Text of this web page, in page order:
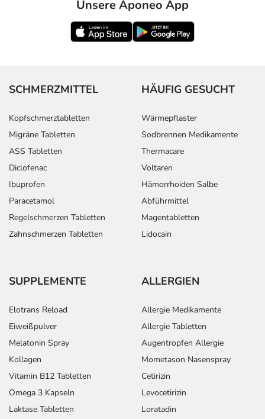
Unsere Aponeo App
SCHMERZMITTEL
Kopfschmerztabletten
Migräne Tabletten
ASS Tabletten
Diclofenac
Ibuprofen
Paracetamol
Regelschmerzen Tabletten
Zahnschmerzen Tabletten
HÄUFIG GESUCHT
Wärmepflaster
Sodbrennen Medikamente
Thermacare
Voltaren
Hämorrhoiden Salbe
Abführmittel
Magentabletten
Lidocain
SUPPLEMENTE
Elotrans Reload
Eiweißpulver
Melatonin Spray
Kollagen
Vitamin B12 Tabletten
Omega 3 Kapseln
Laktase Tabletten
ALLERGIEN
Allergie Medikamente
Allergie Tabletten
Augentropfen Allergie
Mometason Nasenspray
Cetirizin
Levocetirizin
Loratadin